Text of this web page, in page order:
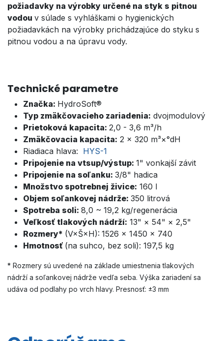
požiadavky na výrobky určené na styk s pitnou
vodou v súlade s vyhláškami o hygienických
požiadavkách na výrobky prichádzajúce do styku s
pitnou vodou a na úpravu vody.
Technické parametre
Značka: HydroSoft®
Typ zmäkčovacieho zariadenia: dvojmodulový
Prietoková kapacita: 2,0 - 3,6 m³/h
Zmäkčovacia kapacita: 2 × 320 m³×°dH
Riadiaca hlava: HYS-1
Pripojenie na vtsup/výstup: 1" vonkajší závit
Pripojenie na soľanku: 3/8" hadica
Množstvo spotrebnej živice: 160 l
Objem soľankovej nádrže: 350 litrová
Spotreba soli: 8,0 ~ 19,2 kg/regenerácia
Veľkosť tlakových nádrží: 13" × 54" × 2,5"
Rozmery* (V×Š×H): 1526 × 1450 × 740
Hmotnosť (na suhco, bez soli): 197,5 kg
* Rozmery sú uvedené na základe umiestnenia tlakových
nádrží a soľankovej nádrže vedľa seba. Výška zariadení sa
udáva od podlahy po vrch hlavy. Presnosť: ±3 mm